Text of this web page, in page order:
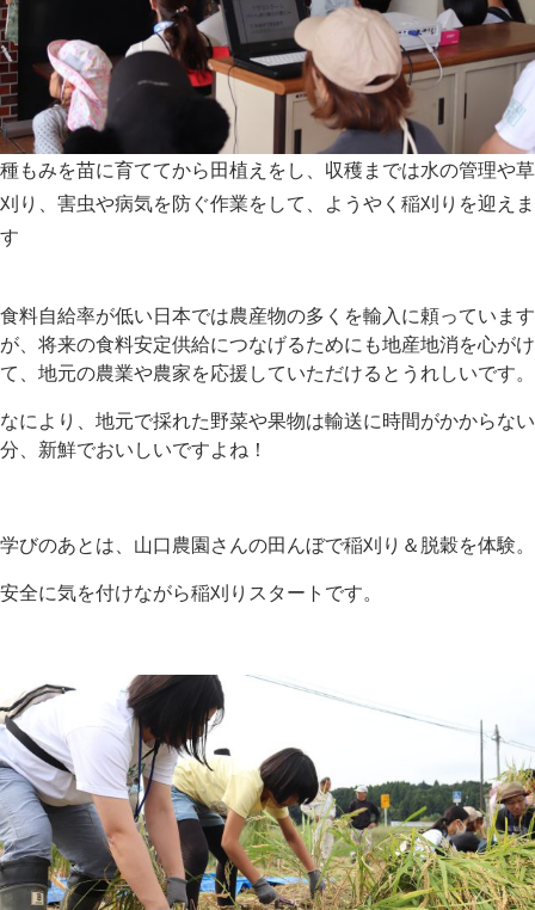
種もみを苗に育ててから田植えをし、収穫までは水の管理や草
刈り、害虫や病気を防ぐ作業をして、ようやく稲刈りを迎えま
す
食料自給率が低い日本では農産物の多くを輸入に頼っています
が、将来の食料安定供給につなげるためにも地産地消を心がけ
て、地元の農業や農家を応援していただけるとうれしいです。
なにより、地元で採れた野菜や果物は輸送に時間がかからない
分、新鮮でおいしいですよね！
学びのあとは、山口農園さんの田んぼで稲刈り＆脱穀を体験。
安全に気を付けながら稲刈りスタートです。